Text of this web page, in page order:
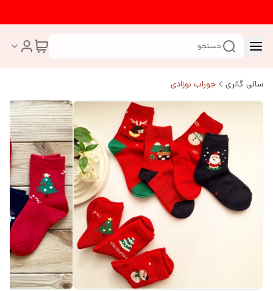
جستجو
سالی گالری جوراب نوزادی